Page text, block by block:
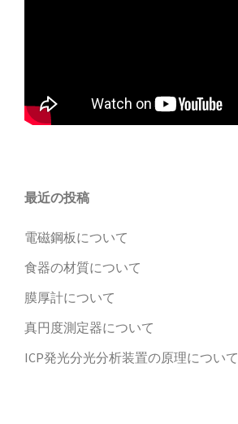
最近の投稿
電磁鋼板について
食器の材質について
膜厚計について
真円度測定器について
ICP発光分光分析装置の原理について